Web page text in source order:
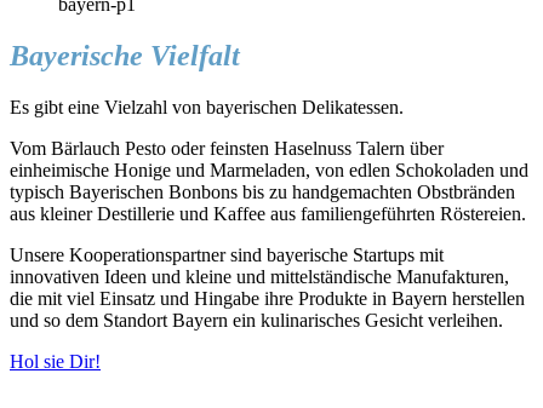
Bayerische Vielfalt
Es gibt eine Vielzahl von bayerischen Delikatessen.
Vom Bärlauch Pesto oder feinsten Haselnuss Talern über
einheimische Honige und Marmeladen, von edlen Schokoladen und
typisch Bayerischen Bonbons bis zu handgemachten Obstbränden
aus kleiner Destillerie und Kaffee aus familiengeführten Röstereien.
Unsere Kooperationspartner sind bayerische Startups mit
innovativen Ideen und kleine und mittelständische Manufakturen,
die mit viel Einsatz und Hingabe ihre Produkte in Bayern herstellen
und so dem Standort Bayern ein kulinarisches Gesicht verleihen.
Hol sie Dir!